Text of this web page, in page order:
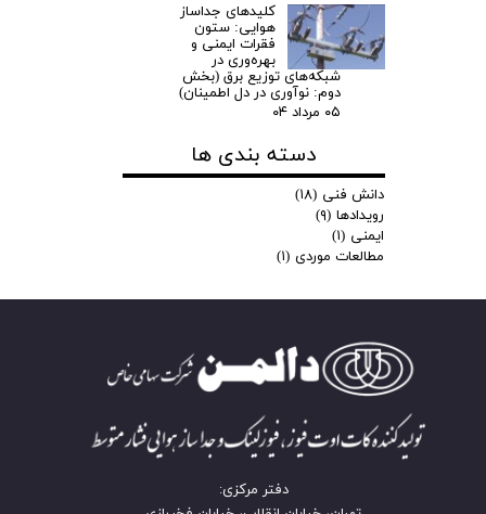
کلیدهای جداساز
هوایی: ستون
فقرات ایمنی و
بهره‌وری در
شبکه‌های توزیع برق (بخش
دوم: نوآوری در دل اطمینان)
۰۵ مرداد ۰۴
دسته بندی ها
دانش فنی (۱۸)
رویدادها (۹)
ایمنی (۱)
مطالعات موردی (۱)
دفتر مرکزی: